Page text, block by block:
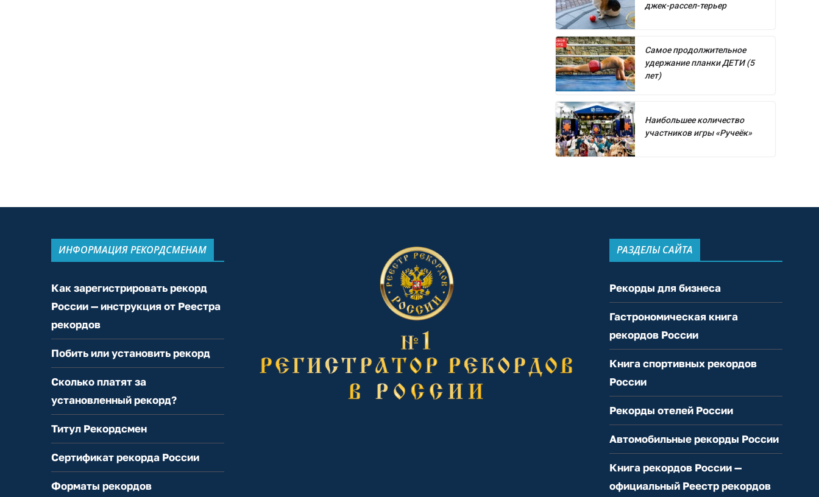
джек-рассел-терьер
Самое продолжительное
удержание планки ДЕТИ (5
лет)
Наибольшее количество
участников игры «Ручеёк»
ИНФОРМАЦИЯ РЕКОРДСМЕНАМ
Как зарегистрировать рекорд
России — инструкция от Реестра
рекордов
Побить или установить рекорд
Сколько платят за
установленный рекорд?
Титул Рекордсмен
Сертификат рекорда России
Форматы рекордов
РАЗДЕЛЫ САЙТА
Рекорды для бизнеса
Гастрономическая книга
рекордов России
Книга спортивных рекордов
России
Рекорды отелей России
Автомобильные рекорды России
Книга рекордов России —
официальный Реестр рекордов